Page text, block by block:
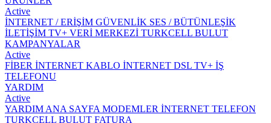
Active
İNTERNET / ERİŞİM GÜVENLİK SES / BÜTÜNLEŞİK
İLETİŞİM TV+ VERİ MERKEZİ TURKCELL BULUT
KAMPANYALAR
Active
FİBER İNTERNET KABLO İNTERNET DSL TV+ İŞ
TELEFONU
YARDIM
Active
YARDIM ANA SAYFA MODEMLER İNTERNET TELEFON
TURKCELL BULUT FATURA